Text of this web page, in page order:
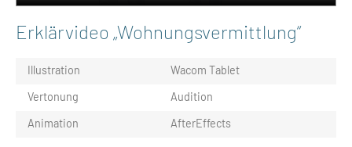
Erklärvideo „Wohnungsvermittlung“
Illustration
Wacom Tablet
Vertonung
Audition
Animation
AfterEffects